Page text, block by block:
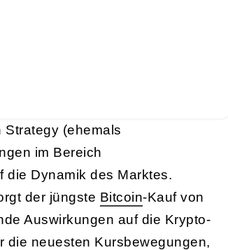
(ehemals
im Bereich
die Dynamik des Marktes.
der jüngste Bitcoin-Kauf von
Auswirkungen auf die Krypto-
die neuesten Kursbewegungen,